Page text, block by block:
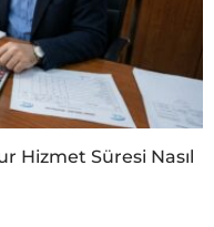
Hizmet Süresi Nasıl